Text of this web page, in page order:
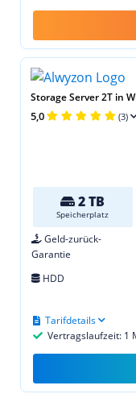
Storage Server 2T in
5,0 (3)
2 TB
Speicherplatz
Geld-zurück-
Garantie
HDD
Vertragslaufzeit: 1
Tarifdetails